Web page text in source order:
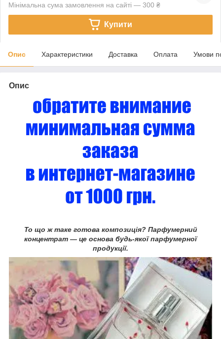
Мінімальна сума замовлення на сайті — 300 ₴
Купити
Опис Характеристики Доставка Оплата Умови
Опис
То що ж таке готова композиція? Парфумерний
концентрат — це основа будь-якої парфумерної
продукції.